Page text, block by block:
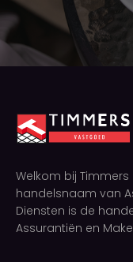
Welkom bij
handelsnaam van
Diensten is de
Assurantiën en